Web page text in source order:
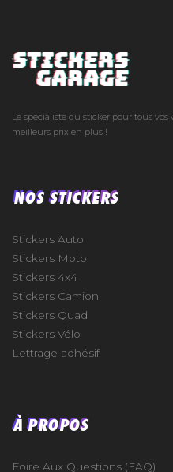
Le spécialiste du sticker pour tous
meilleurs prix en plus !
NOS STICKERS
Stickers Auto
Stickers Moto
Stickers 4x4
Stickers Camion
Stickers Quad
Stickers Vélo
Lettrage adhésif
À PROPOS
Foire Aux Questions (FAQ)